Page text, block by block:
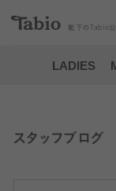
靴下の Tabio
LADIES
スタッフブログ